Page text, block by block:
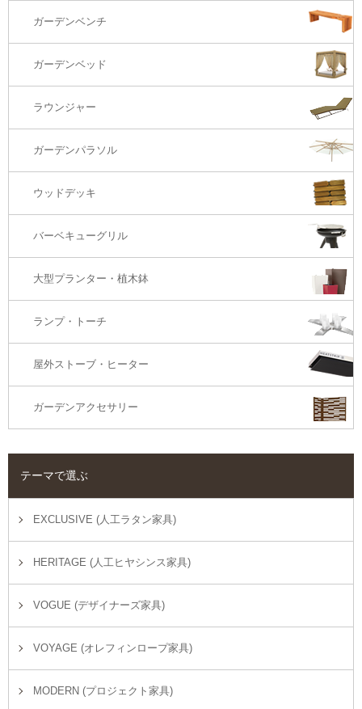
コーヒーテーブル
カウンター・バーテーブル
カウンター・バーチェアー
ガーデンソファTOP
3Sソファ
オットマン・スツール
ガーデンベンチ
ガーデンベッド
ラウンジャー
ガーデンパラソル
ウッドデッキ
バーベキューグリル
大型プランター・植木鉢
ランプ・トーチ
屋外ストーブ・ヒーター
ガーデンアクセサリー
テーマで選ぶ
EXCLUSIVE (人工ラタン家具)
HERITAGE (人工ヒヤシンス家具)
VOGUE (デザイナーズ家具)
VOYAGE (オレフィンロープ家具)
MODERN (プロジェクト家具)